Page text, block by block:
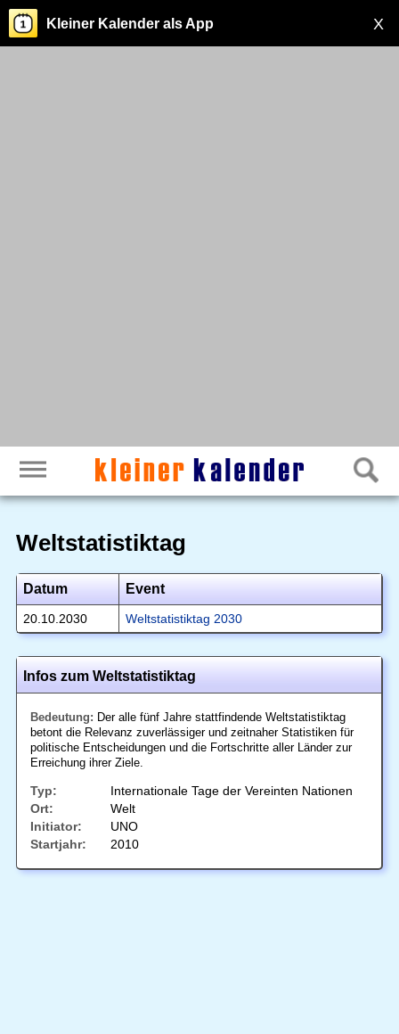
X
Kleiner Kalender als App
Weltstatistiktag
Datum Event
20.10.2030 Weltstatistiktag 2030
Infos zum Weltstatistiktag
Bedeutung: Der alle fünf Jahre stattfindende Weltstatistiktag
betont die Relevanz zuverlässiger und zeitnaher Statistiken für
politische Entscheidungen und die Fortschritte aller Länder zur
Erreichung ihrer Ziele.
Typ:
Internationale Tage der Vereinten Nationen
Ort:
Welt
Initiator:
UNO
Startjahr:
2010